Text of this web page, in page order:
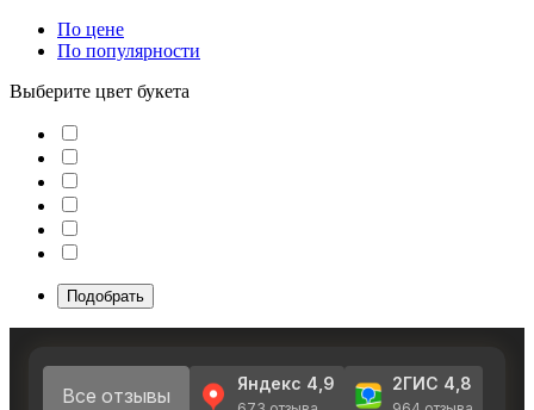
По цене
По популярности
Выберите цвет букета
Подобрать